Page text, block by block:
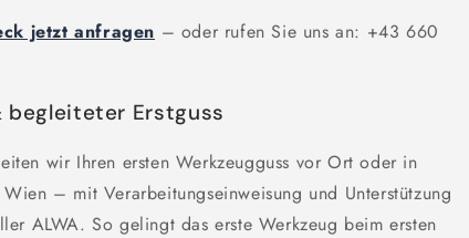
jetzt anfragen – oder rufen Sie uns an: +43 660
begleiteter Erstguss
wir Ihren ersten Werkzeugguss vor Ort oder in
– mit Verarbeitungseinweisung und Unterstützung
ALWA. So gelingt das erste Werkzeug beim ersten